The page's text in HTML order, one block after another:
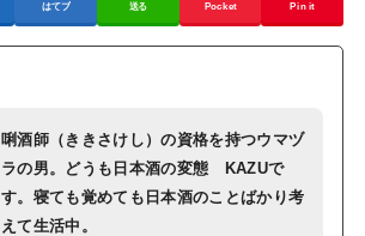
はてブ 送る Pocket Pin it
唎酒師（ききさけし）の資格を持つウマヅ
ラの男。どうも日本酒の変態 KAZUで
す。寝ても覚めても日本酒のことばかり考
えて生活中。